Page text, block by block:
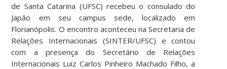
de Santa Catarina (UFSC) recebeu o consulado do
Japão em seu campus sede, localizado em
Florianópolis. O encontro aconteceu na Secretaria de
Relações Internacionais (SINTER/UFSC) e contou
com a presença do Secretário de Relações
Internacionais Luiz Carlos Pinheiro Machado Filho, a